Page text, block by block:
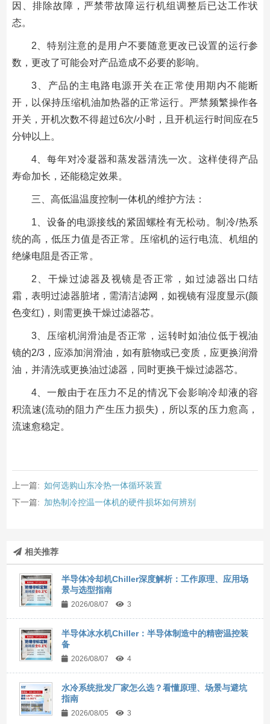
因、排除故障，严禁带故障运行机组调整后已达工作状
态。
2、特别注意的是用户不要随意更改已设置的运行参
数，更改了可能会对产品造成不必要的影响。
3、产品的主电路电源开关在正常使用期内不能断
开，以保持压缩机油加热器的正常运行。严禁频繁操作各
开关，开机次数不得超过6次/小时，且开机运行时间应在5
分钟以上。
4、每年对冷凝器和蒸发器清洗一次。这样使得产品
寿命加长，还能稳定效果。
三、高低温温度控制一体机的维护方法：
1、设备的电源接线的紧固螺栓有无松动。制冷/热系
统的高，低压力值是否正常。压缩机的运行电流、机组的
绝缘电阻是否正常。
2、干燥过滤器及视镜是否正常，如过滤器出口结
霜，表明过滤器脏堵，需清洁滤网，如视镜有湿度显示(颜
色变红)，则需更换干燥过滤器芯。
3、压缩机润滑油是否正常，运转时如油位低于视油
镜的2/3，应添加润滑油，如有脏物或已变质，应更换润滑
油，并清洗或更换油过滤器，同时更换干燥过滤器芯。
4、一般由于在压力不足的情况下会影响冷却液的容
积流速(流动的阻力产生压力损失)，所以泵的压力愈高，
流速愈稳定。
上一篇: 如何选购山东冷热一体循环装置
下一篇: 加热制冷控温一体机的硬件损坏如何辨别
相关推荐
半导体冷却机Chiller深度解析：工作原理、应用场
景与选型指南
2026/08/07 3
半导体冰水机Chiller：半导体制造中的精密温控装
备
2026/08/07 4
水冷系统批发厂家怎么选？看懂原理、场景与避坑
指南
2026/08/05 3